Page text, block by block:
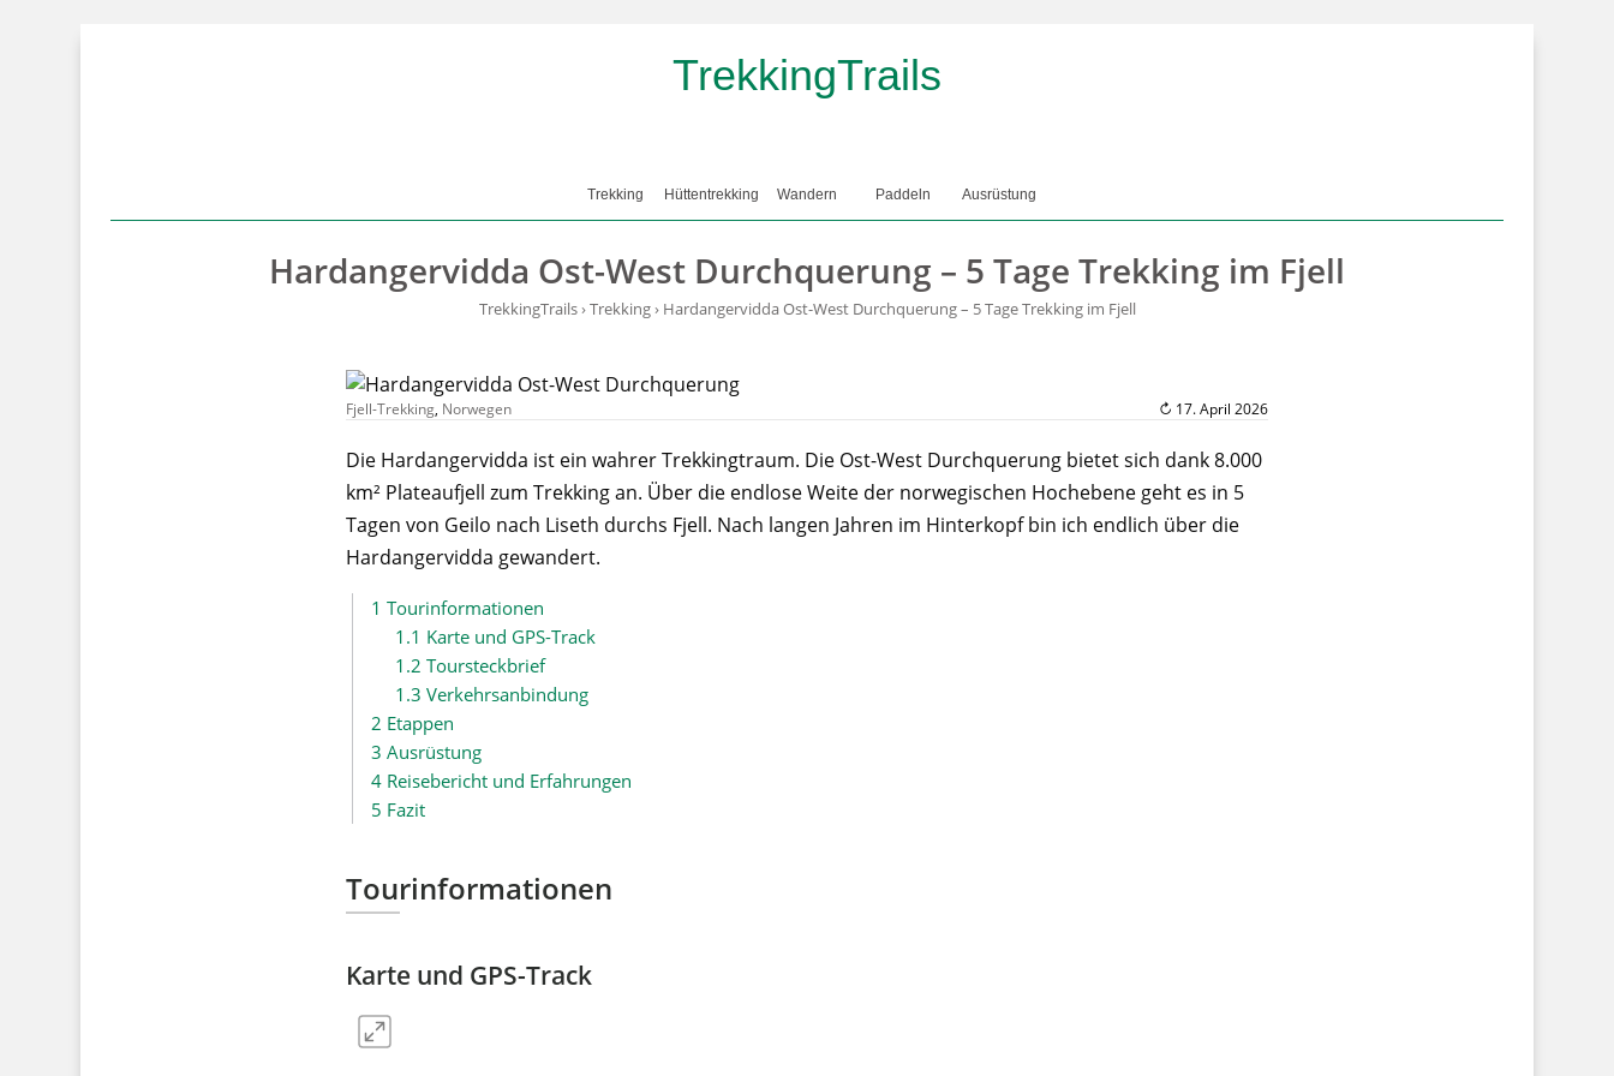
TrekkingTrails
Trekking Hüttentrekking Wandern Paddeln Ausrüstung
Hardangervidda Ost-West Durchquerung – 5 Tage Trekking im Fjell
TrekkingTrails›Trekking› Hardangervidda Ost-West Durchquerung – 5 Tage Trekking im Fjell
Fjell-Trekking, Norwegen ↻ 17. April 2026
Die Hardangervidda ist ein wahrer Trekkingtraum. Die Ost-West Durchquerung bietet sich dank 8.000
km² Plateaufjell zum Trekking an. Über die endlose Weite der norwegischen Hochebene geht es in 5
Tagen von Geilo nach Liseth durchs Fjell. Nach langen Jahren im Hinterkopf bin ich endlich über die
Hardangervidda gewandert.
1 Tourinformationen
1.1 Karte und GPS-Track
1.2 Toursteckbrief
1.3 Verkehrsanbindung
2 Etappen
3 Ausrüstung
4 Reisebericht und Erfahrungen
5 Fazit
Tourinformationen
Karte und GPS-Track